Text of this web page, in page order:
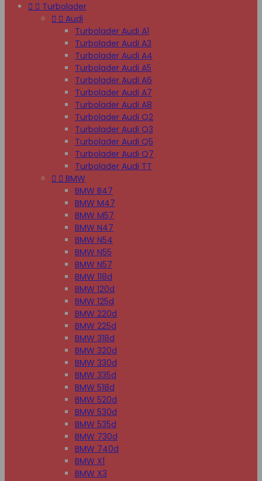
  Turbolader
  Audi
Turbolader Audi A1
Turbolader Audi A3
Turbolader Audi A4
Turbolader Audi A5
Turbolader Audi A6
Turbolader Audi A7
Turbolader Audi A8
Turbolader Audi Q2
Turbolader Audi Q3
Turbolader Audi Q5
Turbolader Audi Q7
Turbolader Audi TT
  BMW
BMW B47
BMW M47
BMW M57
BMW N47
BMW N54
BMW N55
BMW N57
BMW 118d
BMW 120d
BMW 125d
BMW 220d
BMW 225d
BMW 318d
BMW 320d
BMW 330d
BMW 335d
BMW 518d
BMW 520d
BMW 530d
BMW 535d
BMW 730d
BMW 740d
BMW X1
BMW X3